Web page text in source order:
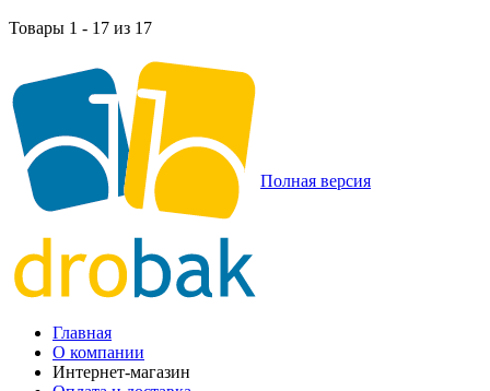
Товары 1 - 17 из 17
Полная версия
Главная
О компании
Интернет-магазин